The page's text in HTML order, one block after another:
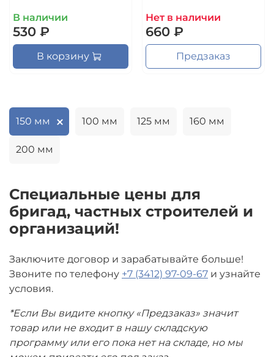
В наличии
530 ₽
В корзину
Нет в наличии
660 ₽
Предзаказ
150 мм 100 мм 125 мм 160 мм
200 мм
Специальные цены для
бригад, частных строителей и
организаций!
Заключите договор и зарабатывайте больше!
Звоните по телефону +7 (3412) 97-09-67 и узнайте
условия.
*Если Вы видите кнопку «Предзаказ» значит
товар или не входит в нашу складскую
программу или его пока нет на складе, но мы